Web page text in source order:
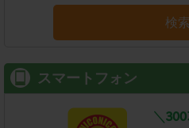
検索
スマートフォン